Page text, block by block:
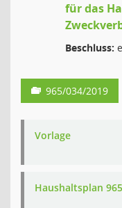
für das
Beschluss:
965/034/2019
Vorlage
Haushaltsplan